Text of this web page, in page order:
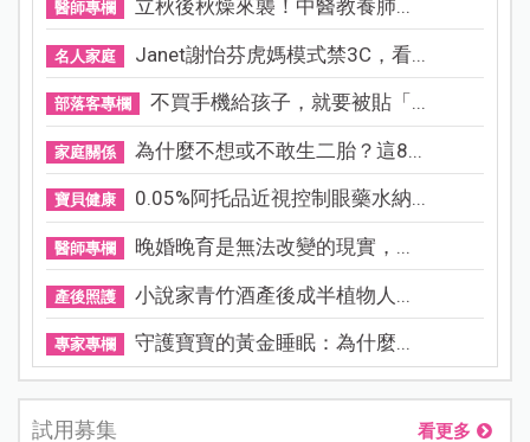
醫師專欄 立秋後秋燥來襲！中醫教養肺...
名人家庭 Janet謝怡芬虎媽模式禁3C，看...
部落客專欄 不買手機給孩子，就要被貼「...
家庭關係 為什麼不想或不敢生二胎？這8...
寶貝健康 0.05%阿托品近視控制眼藥水納...
醫師專欄 晚婚晚育是無法改變的現實，...
產後照護 小說家青竹酒產後成半植物人...
專家專欄 守護寶寶的黃金睡眠：為什麼...
試用募集 看更多